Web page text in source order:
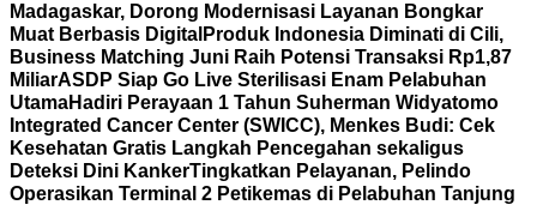
Madagaskar, Dorong Modernisasi Layanan Bongkar
Muat Berbasis Digital Produk Indonesia Diminati di Cili,
Business Matching Juni Raih Potensi Transaksi Rp1,87
MiliarASDP Siap Go Live Sterilisasi Enam Pelabuhan
UtamaHadiri Perayaan 1 Tahun Suherman Widyatomo
Integrated Cancer Center (SWICC), Menkes Budi: Cek
Kesehatan Gratis Langkah Pencegahan sekaligus
Deteksi Dini KankerTingkatkan Pelayanan, Pelindo
Operasikan Terminal 2 Petikemas di Pelabuhan Tanjung